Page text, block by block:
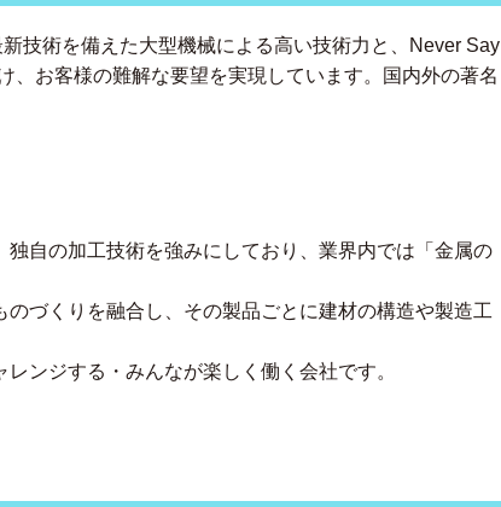
技術を備えた大型機械による高い技術力と、Never Say
、お客様の難解な要望を実現しています。国内外の著名
自の加工技術を強みにしており、業界内では「金属の
づくりを融合し、その製品ごとに建材の構造や製造工
ンジする・みんなが楽しく働く会社です。